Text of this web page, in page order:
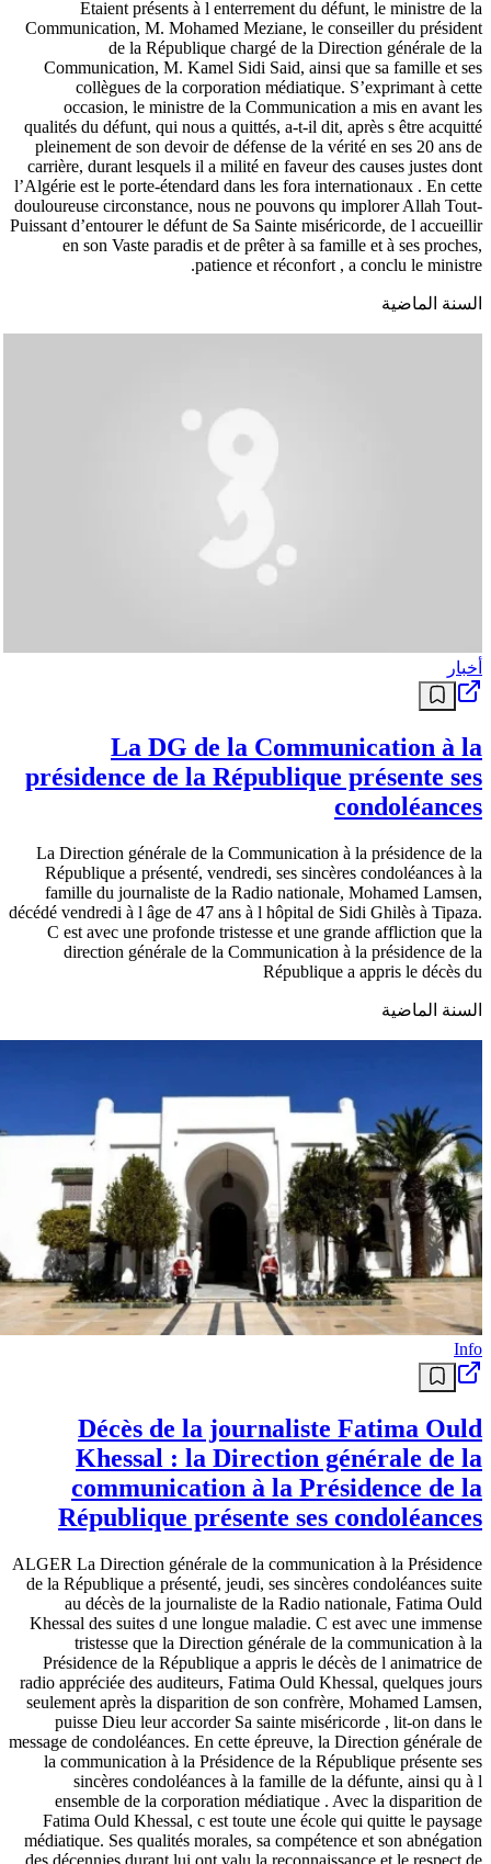
Etaient présents à l enterrement du défunt, le ministre de la
Communication, M. Mohamed Meziane, le conseiller du président
de la République chargé de la Direction générale de la
Communication, M. Kamel Sidi Said, ainsi que sa famille et ses
collègues de la corporation médiatique. S’exprimant à cette
occasion, le ministre de la Communication a mis en avant les
qualités du défunt, qui nous a quittés, a-t-il dit, après s être acquitté
pleinement de son devoir de défense de la vérité en ses 20 ans de
carrière, durant lesquels il a milité en faveur des causes justes dont
l’Algérie est le porte-étendard dans les fora internationaux . En cette
douloureuse circonstance, nous ne pouvons qu implorer Allah Tout-
Puissant d’entourer le défunt de Sa Sainte miséricorde, de l accueillir
en son Vaste paradis et de prêter à sa famille et à ses proches,
patience et réconfort , a conclu le ministre.
السنة الماضية
أخبار
La DG de la Communication à la
présidence de la République présente ses
condoléances
La Direction générale de la Communication à la présidence de la
République a présenté, vendredi, ses sincères condoléances à la
famille du journaliste de la Radio nationale, Mohamed Lamsen,
décédé vendredi à l âge de 47 ans à l hôpital de Sidi Ghilès à Tipaza.
C est avec une profonde tristesse et une grande affliction que la
direction générale de la Communication à la présidence de la
République a appris le décès du
السنة الماضية
Info
Décès de la journaliste Fatima Ould
Khessal : la Direction générale de la
communication à la Présidence de la
République présente ses condoléances
ALGER La Direction générale de la communication à la Présidence
de la République a présenté, jeudi, ses sincères condoléances suite
au décès de la journaliste de la Radio nationale, Fatima Ould
Khessal des suites d une longue maladie. C est avec une immense
tristesse que la Direction générale de la communication à la
Présidence de la République a appris le décès de l animatrice de
radio appréciée des auditeurs, Fatima Ould Khessal, quelques jours
seulement après la disparition de son confrère, Mohamed Lamsen,
puisse Dieu leur accorder Sa sainte miséricorde , lit-on dans le
message de condoléances. En cette épreuve, la Direction générale de
la communication à la Présidence de la République présente ses
sincères condoléances à la famille de la défunte, ainsi qu à l
ensemble de la corporation médiatique . Avec la disparition de
Fatima Ould Khessal, c est toute une école qui quitte le paysage
médiatique. Ses qualités morales, sa compétence et son abnégation